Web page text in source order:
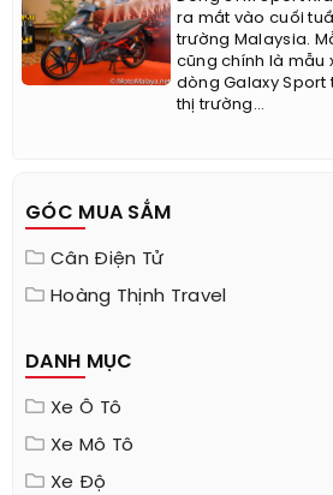
ra mắt vào cuối
trường Malaysia.
cũng chính là mẫu
dòng Galaxy
thị trường...
GÓC MUA SẮM
Cân Điện Tử
Hoàng Thịnh Travel
DANH MỤC
Xe Ô Tô
Xe Mô Tô
Xe Độ